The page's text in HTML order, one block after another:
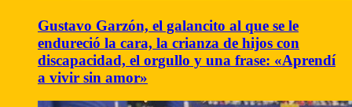
Gustavo Garzón, el galancito al que se le
endureció la cara, la crianza de hijos con
discapacidad, el orgullo y una frase: «Aprendí
a vivir sin amor»